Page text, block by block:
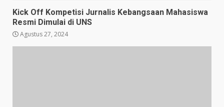
Kick Off Kompetisi Jurnalis Kebangsaan Mahasiswa
Resmi Dimulai di UNS
Agustus 27, 2024